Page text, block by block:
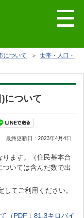
について ＞世帯・人口・
について
最終更新日：2023年4月4日
ます。（住民基本台
いては含んだ数で出
てご利用ください。
（PDF：81.3キロバイ